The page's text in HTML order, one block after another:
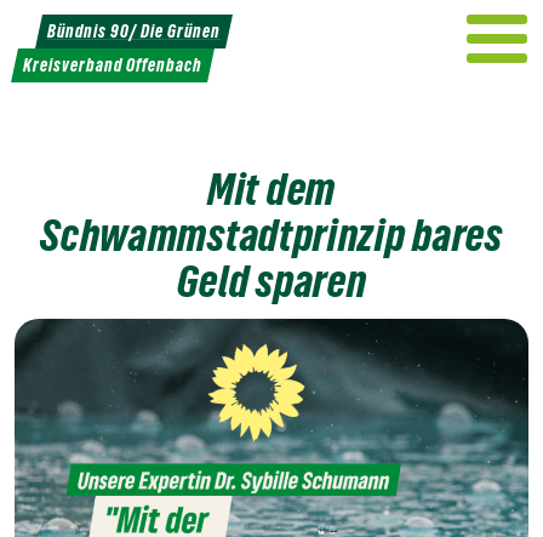
Weiter
zum
Inhalt
Bündnis 90/ Die Grünen
Kreisverband Offenbach
Mit dem
Schwammstadtprinzip bares
Geld sparen